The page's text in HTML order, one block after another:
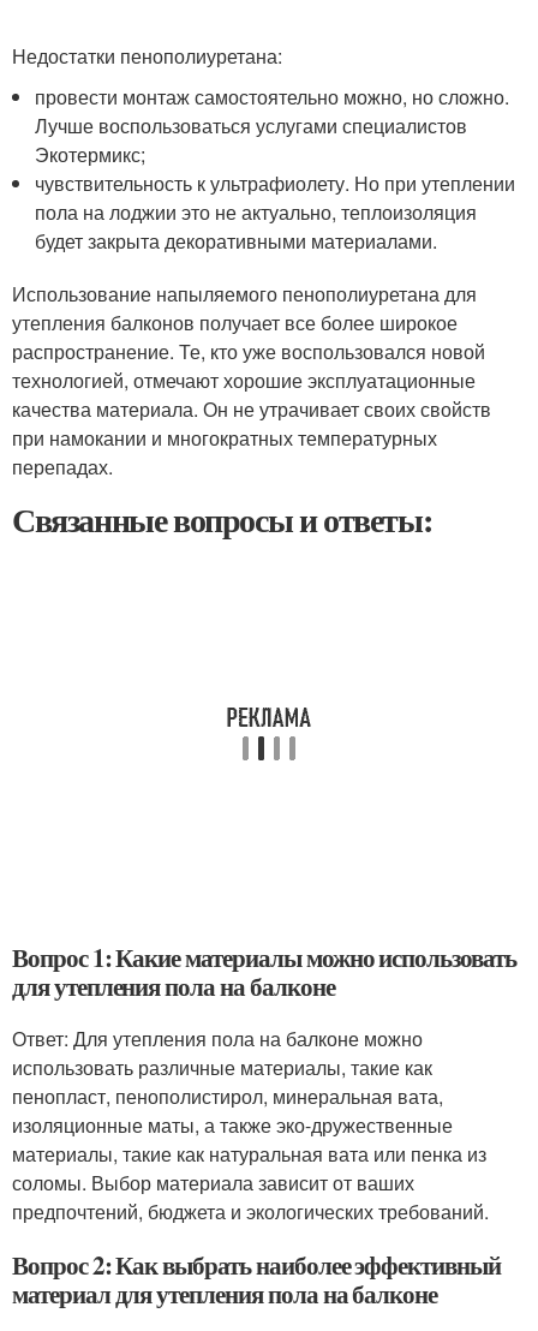
Недостатки пенополиуретана:
провести монтаж самостоятельно можно, но сложно.
Лучше воспользоваться услугами специалистов
Экотермикс;
чувствительность к ультрафиолету. Но при утеплении
пола на лоджии это не актуально, теплоизоляция
будет закрыта декоративными материалами.
Использование напыляемого пенополиуретана для
утепления балконов получает все более широкое
распространение. Те, кто уже воспользовался новой
технологией, отмечают хорошие эксплуатационные
качества материала. Он не утрачивает своих свойств
при намокании и многократных температурных
перепадах.
Связанные вопросы и ответы:
Вопрос 1: Какие материалы можно использовать
для утепления пола на балконе
Ответ: Для утепления пола на балконе можно
использовать различные материалы, такие как
пенопласт, пенополистирол, минеральная вата,
изоляционные маты, а также эко-дружественные
материалы, такие как натуральная вата или пенка из
соломы. Выбор материала зависит от ваших
предпочтений, бюджета и экологических требований.
Вопрос 2: Как выбрать наиболее эффективный
материал для утепления пола на балконе